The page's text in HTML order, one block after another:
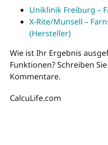
Uniklinik Freiburg –
X-Rite/Munsell –
(Hersteller)
Wie ist Ihr Ergebnis
Funktionen? Schreiben
Kommentare.
CalcuLife.com